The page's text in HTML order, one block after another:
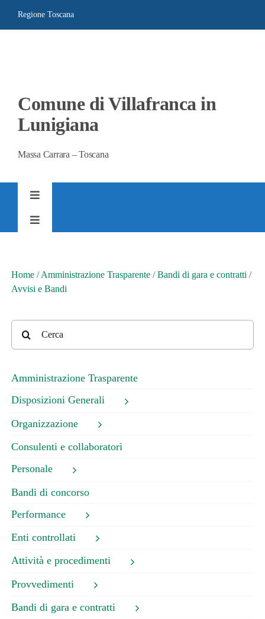
Regione Toscana
Comune di Villafranca in
Lunigiana
Massa Carrara – Toscana
Toggle
Navigation
AMMINISTRAZIONE TRASPARENTE
Toggle
Home /Amministrazione Trasparente /Bandi di gara e contratti /
Avvisi e Bandi
Cerca
per:
Amministrazione Trasparente
Disposizioni Generali
Organizzazione
Consulenti e collaboratori
Personale
Bandi di concorso
Performance
Enti controllati
Attività e procedimenti
Provvedimenti
Bandi di gara e contratti